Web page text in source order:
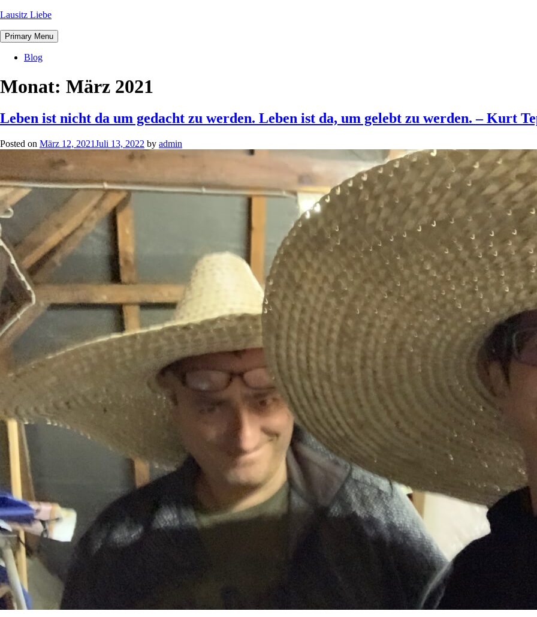
Lausitz Liebe
Primary Menu
Blog
Monat: März 2021
Leben ist nicht da um gedacht zu werden. Leben ist da, um gelebt zu werden. – Kurt
Posted on März 12, 2021Juli 13, 2022 by admin